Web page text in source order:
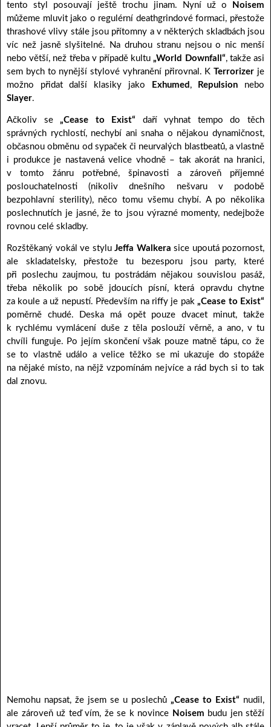
tento styl posouvají ještě trochu jinam. Nyní už o
Noisem
můžeme mluvit jako o regulérní deathgrindové formaci, přestože
thrashové vlivy stále jsou přítomny a v některých skladbách jsou
víc než jasně slyšitelné. Na druhou stranu nejsou o nic menší
nebo větší, než třeba v případě kultu„World Downfall“, takže asi
sem bych to nynější stylové vyhranění přirovnal. KTerrorizer je
možno přidat další klasiky jako
Exhumed , Repulsion nebo
Slayer.
Ačkoliv se„Cease to Exist“ daří vyhnat tempo do těch
správných rychlostí, nechybí ani snaha o nějakou dynamičnost,
občasnou obměnu od sypaček či neurvalých blastbeatů, a vlastně
i produkce je nastavená velice vhodně – tak akorát na hranici,
v tomto žánru potřebné, špinavosti a zároveň příjemné
poslouchatelnosti (nikoliv dnešního nešvaru v podobě
bezpohlavní sterility), něco tomu všemu chybí. A po několika
poslechnutích je jasné, že to jsou výrazné momenty, nedejbože
rovnou celé skladby.
Rozštěkaný vokál ve stylu Jeffa Walkera sice upoutá pozornost,
ale skladatelsky, přestože tu bezesporu jsou party, které
při poslechu zaujmou, tu postrádám nějakou souvislou pasáž,
třeba několik po sobě jdoucích písní, která opravdu chytne
za koule a už nepustí. Především na riffy je pak„Cease to Exist“
poměrně chudé. Deska má opět pouze dvacet minut, takže
k rychlému vymlácení duše z těla poslouží věrně, a ano, v tu
chvíli funguje. Po jejím skončení však pouze matně tápu, co že
se to vlastně událo a velice těžko se mi ukazuje do stopáže
na nějaké místo, na nějž vzpomínám nejvíce a rád bych si to tak
dal znovu.
Nemohu napsat, že jsem se u poslechů „Cease to Exist“ nudil,
ale zároveň už teď vím, že se k novince Noisem budu jen stěží